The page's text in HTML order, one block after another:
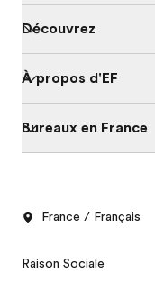
Découvrez
À propos d'EF
Bureaux en France
France / Français
Raison Sociale